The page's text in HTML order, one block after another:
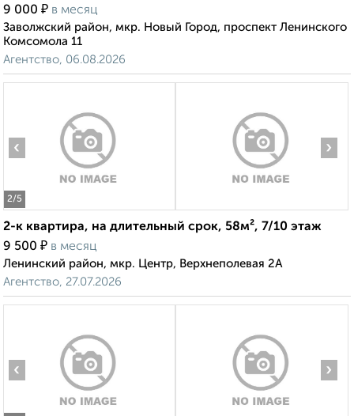
9 000 ₽ в месяц
Заволжский район, мкр. Новый Город, проспект Ленинского
Комсомола 11
Агентство, 06.08.2026
2/5
‹ ›
2-к квартира, на длительный срок, 58м², 7/10 этаж
9 500 ₽ в месяц
Ленинский район, мкр. Центр, Верхнеполевая 2А
Агентство, 27.07.2026
‹ ›